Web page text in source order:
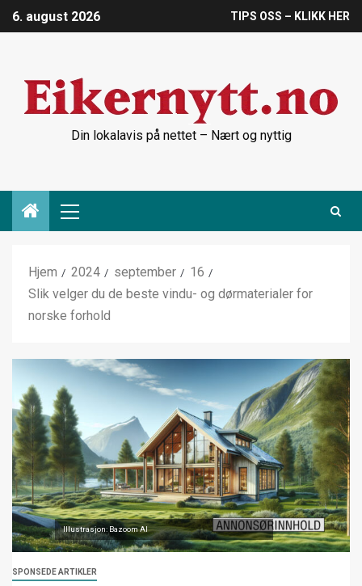
6. august 2026 TIPS OSS – KLIKK HER
Din lokalavis på nettet – Nært og nyttig
Hjem 2024 september
16
Slik velger du de beste vindu- og dørmaterialer for
norske forhold
Illustrasjon: Bazoom AI
SPONSEDE ARTIKLER